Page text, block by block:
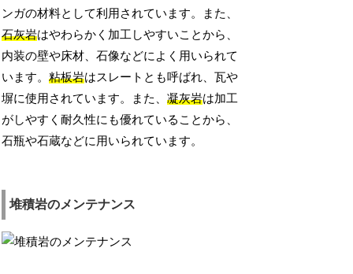
ンガの材料として利用されています。また、
石灰岩はやわらかく加工しやすいことから、
内装の壁や床材、石像などによく用いられて
います。粘板岩はスレートとも呼ばれ、瓦や
塀に使用されています。また、凝灰岩は加工
がしやすく耐久性にも優れていることから、
石瓶や石蔵などに用いられています。
堆積岩のメンテナンス